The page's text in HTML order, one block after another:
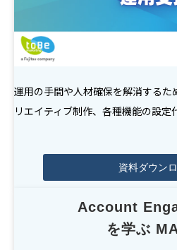
運用の手間や人材確保を解消するた
リエイティブ制作、各種機能の設定
資料ダウン
Account
を学ぶ